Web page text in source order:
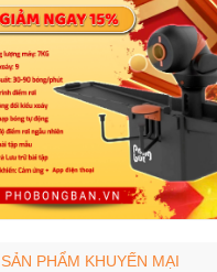
SẢN PHẨM KHUYẾN MẠI